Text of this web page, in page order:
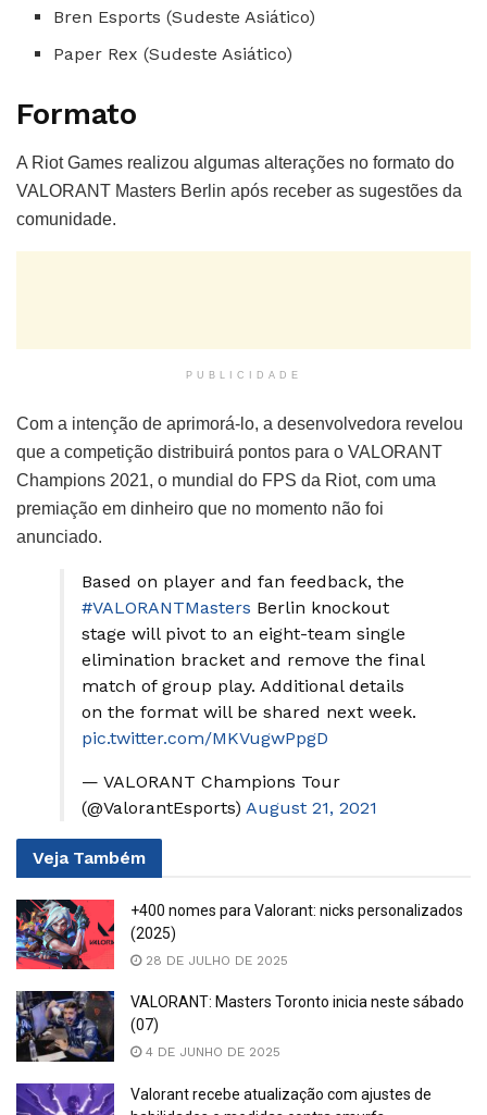
Bren Esports (Sudeste Asiático)
Paper Rex (Sudeste Asiático)
Formato
A Riot Games realizou algumas alterações no formato do
VALORANT Masters Berlin após receber as sugestões da
comunidade.
PUBLICIDADE
Com a intenção de aprimorá-lo, a desenvolvedora revelou
que a competição distribuirá pontos para o VALORANT
Champions 2021, o mundial do FPS da Riot, com uma
premiação em dinheiro que no momento não foi
anunciado.
Based on player and fan feedback, the
#VALORANTMasters Berlin knockout
stage will pivot to an eight-team single
elimination bracket and remove the final
match of group play. Additional details
on the format will be shared next week.
pic.twitter.com/MKVugwPpgD
— VALORANT Champions Tour
(@ValorantEsports) August 21, 2021
Veja Também
+400 nomes para Valorant: nicks personalizados
(2025)
28 DE JULHO DE 2025
VALORANT: Masters Toronto inicia neste sábado
(07)
4 DE JUNHO DE 2025
Valorant recebe atualização com ajustes de